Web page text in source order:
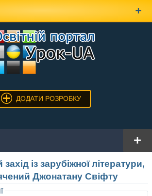
ДОДАТИ РОЗРОБКУ
із зарубіжної літератури,
Джонатану Свіфту